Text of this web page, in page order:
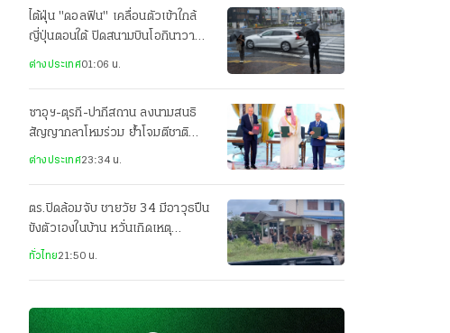
ไต้ฝุ่น "ดอลฟิน" เคลื่อนตัวเข้าใกล้
ญี่ปุ่นตอนใต้ ปิดสนามบินโอกินาวา
อพยพประชาชน-เจ็บ 3 ราย
ต่างประเทศ01:06 น.
ซาอุฯ-ตุรกี-ปากีสถาน ลงนามสนธิ
สัญญากลาโหมร่วม ย้ำโจมตีชาติ
เดียวเท่ากับโจมตีทั้ง 3 ประเทศ
ต่างประเทศ23:34 น.
ตร.ปิดล้อมจับ ชายวัย 34 มีอาวุธปืน
ขังตัวเองในบ้าน หวั่นเกิดเหตุ
อันตราย
ทั่วไทย21:50 น.